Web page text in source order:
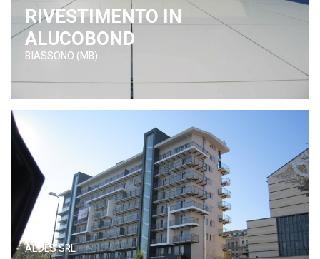
RIVESTIMENTO IN
ALUCOBOND
BIASSONO (MB)
AEDES SRL